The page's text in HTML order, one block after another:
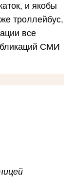
и якобы
троллейбус,
все
СМИ